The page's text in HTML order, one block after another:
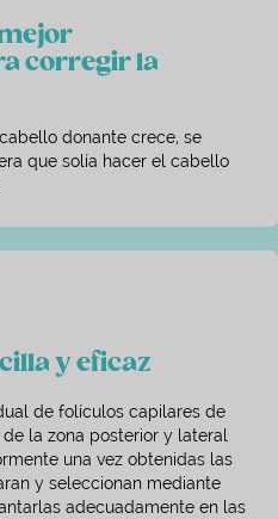
corregir la
donante crece, se
que solía hacer el cabello
y eficaz
de folículos capilares de
la zona posterior y lateral
una vez obtenidas las
y seleccionan mediante
adecuadamente en las